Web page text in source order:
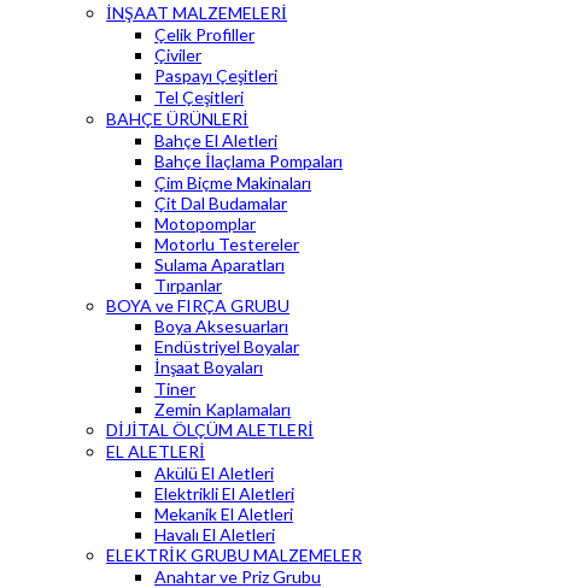
İNŞAAT MALZEMELERİ
Çelik Profiller
Çiviler
Paspayı Çeşitleri
Tel Çeşitleri
BAHÇE ÜRÜNLERİ
Bahçe El Aletleri
Bahçe İlaçlama Pompaları
Çim Biçme Makinaları
Çit Dal Budamalar
Motopomplar
Motorlu Testereler
Sulama Aparatları
Tırpanlar
BOYA ve FIRÇA GRUBU
Boya Aksesuarları
Endüstriyel Boyalar
İnşaat Boyaları
Tiner
Zemin Kaplamaları
DİJİTAL ÖLÇÜM ALETLERİ
EL ALETLERİ
Akülü El Aletleri
Elektrikli El Aletleri
Mekanik El Aletleri
Havalı El Aletleri
ELEKTRİK GRUBU MALZEMELER
Anahtar ve Priz Grubu